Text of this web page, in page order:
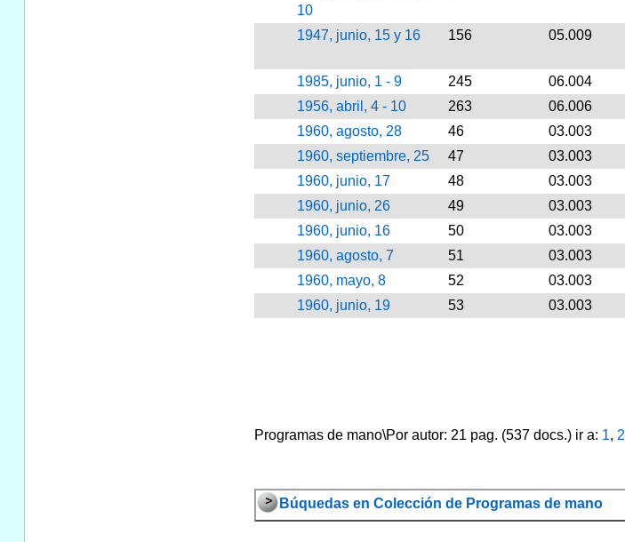
10
1947, junio, 15 y 16 156 05.009
1985, junio, 1 - 9
245 06.004
1956, abril, 4 - 10
263 06.006
1960, agosto, 28
46 03.003
1960, septiembre, 25
47 03.003
1960, junio, 17
48 03.003
1960, junio, 26
49 03.003
1960, junio, 16
50 03.003
1960, agosto, 7
51 03.003
1960, mayo, 8
52 03.003
1960, junio, 19
53 03.003
Programas de mano\Por autor: 21 pag. (537 docs.) ir a: 1, 2
Búquedas en Colección de Programas de mano